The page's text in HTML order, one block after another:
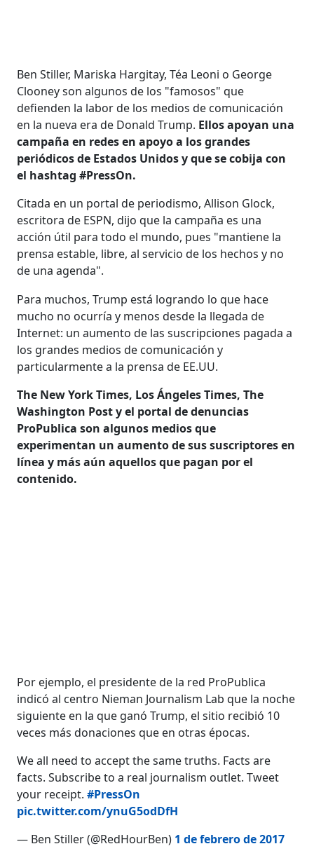
Ben Stiller, Mariska Hargitay, Téa Leoni o George
Clooney son algunos de los "famosos" que
defienden la labor de los medios de comunicación
en la nueva era de Donald Trump. Ellos apoyan una
campaña en redes en apoyo a los grandes
periódicos de Estados Unidos y que se cobija con
el hashtag #PressOn.
Citada en un portal de periodismo, Allison Glock,
escritora de ESPN, dijo que la campaña es una
acción útil para todo el mundo, pues "mantiene la
prensa estable, libre, al servicio de los hechos y no
de una agenda".
Para muchos, Trump está logrando lo que hace
mucho no ocurría y menos desde la llegada de
Internet: un aumento de las suscripciones pagada a
los grandes medios de comunicación y
particularmente a la prensa de EE.UU.
The New York Times, Los Ángeles Times, The
Washington Post y el portal de denuncias
ProPublica son algunos medios que
experimentan un aumento de sus suscriptores en
línea y más aún aquellos que pagan por el
contenido.
Por ejemplo, el presidente de la red ProPublica
indicó al centro Nieman Journalism Lab que la noche
siguiente en la que ganó Trump, el sitio recibió 10
veces más donaciones que en otras épocas.
We all need to accept the same truths. Facts are
facts. Subscribe to a real journalism outlet. Tweet
your receipt.#PressOn
pic.twitter.com/ynuG5odDfH
— Ben Stiller (@RedHourBen) 1 de febrero de 2017